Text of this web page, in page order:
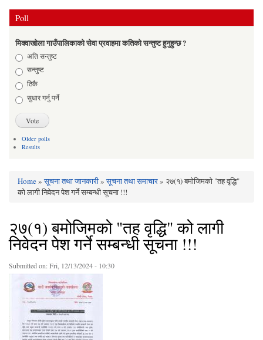
Poll
मिक्वाखोला गाउँपालिकाको सेवा प्रवाहमा कतिको सन्तुष्ट हुनुहुन्छ ?
Choicesअति सन्तुष्ट
सन्तुष्ट
ठिकै
सुधार गर्नु पर्ने
Older polls
Results
You are here
Home»सूचना तथा जानकारी»सूचना तथा समाचार» २७(१) बमोजिमको "तह वृद्धि"
को लागी निवेदन पेश गर्ने सम्बन्धी सूचना !!!
२७(१) बमोजिमको "तह वृद्धि" को लागी
निवेदन पेश गर्ने सम्बन्धी सूचना !!!
Submitted on:Fri, 12/13/2024 - 10:30